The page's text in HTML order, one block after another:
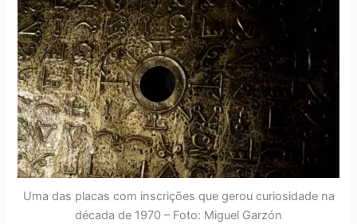
Uma das placas com inscrições que gerou curiosidade na
década de 1970 – Foto: Miguel Garzón